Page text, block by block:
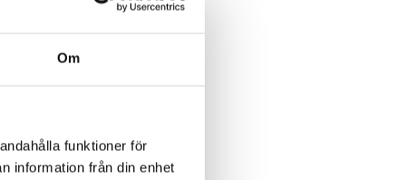
Om
funktioner för
information från din enhet